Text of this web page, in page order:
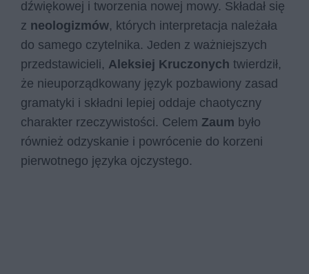
dźwiękowej i tworzenia nowej mowy. Składał się
z neologizmów, których interpretacja należała
do samego czytelnika. Jeden z ważniejszych
przedstawicieli, Aleksiej Kruczonych twierdził,
że nieuporządkowany język pozbawiony zasad
gramatyki i składni lepiej oddaje chaotyczny
charakter rzeczywistości. Celem Zaum było
również odzyskanie i powrócenie do korzeni
pierwotnego języka ojczystego.